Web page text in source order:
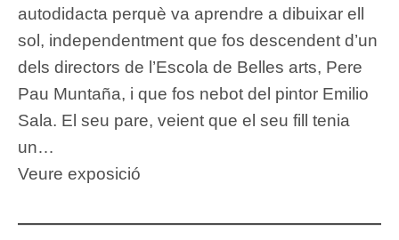
autodidacta perquè va aprendre a dibuixar ell
sol, independentment que fos descendent d’un
dels directors de l’Escola de Belles arts, Pere
Pau Muntaña, i que fos nebot del pintor Emilio
Sala. El seu pare, veient que el seu fill tenia
un…
Veure exposició